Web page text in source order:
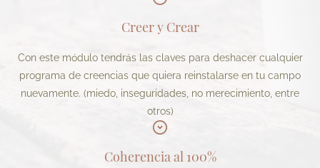
Creer y Crear
Con este módulo tendrás las claves para deshacer cualquier
programa de creencias que quiera reinstalarse en tu campo
nuevamente. (miedo, inseguridades, no merecimiento, entre
otros)
Coherencia al 100%